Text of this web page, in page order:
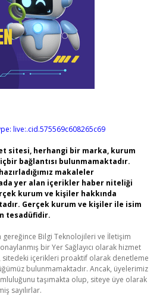
live:.cid.575569c608265c69
sitesi, herhangi bir marka, kurum
bağlantısı bulunmamaktadır.
makaleler
yer alan içerikler haber niteliği
kurum ve kişiler hakkında
Gerçek kurum ve kişiler ile isim
tesadüfidir.
gereğince Bilgi Teknolojileri ve İletişim
bir Yer Sağlayıcı olarak hizmet
içerikleri proaktif olarak denetleme
bulunmamaktadır. Ancak, üyelerimiz
taşımakta olup, siteye üye olarak
sayılırlar.